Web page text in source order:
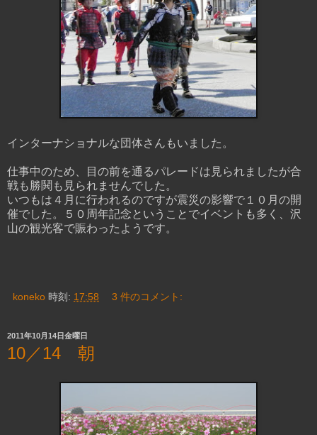
インターナショナルな団体さんもいました。
仕事中のため、目の前を通るパレードは見られましたが合
戦も勝鬨も見られませんでした。
いつもは４月に行われるのですが震災の影響で１０月の開
催でした。５０周年記念ということでイベントも多く、沢
山の観光客で賑わったようです。
koneko 時刻: 17:58 3 件のコメント:
2011年10月14日金曜日
10／14 朝